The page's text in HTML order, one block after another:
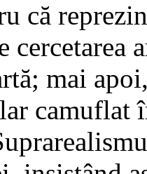
că
cercetarea
mai
camuflat